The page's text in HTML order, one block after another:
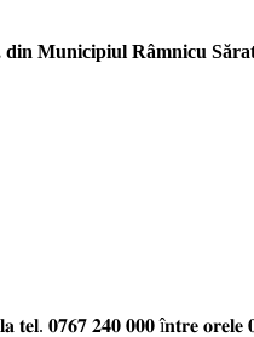
din Municipiul Râmnicu
𝐭𝐞𝐥. 𝟎𝟕𝟔𝟕 𝟐𝟒𝟎 𝟎𝟎𝟎 î𝐧𝐭𝐫𝐞